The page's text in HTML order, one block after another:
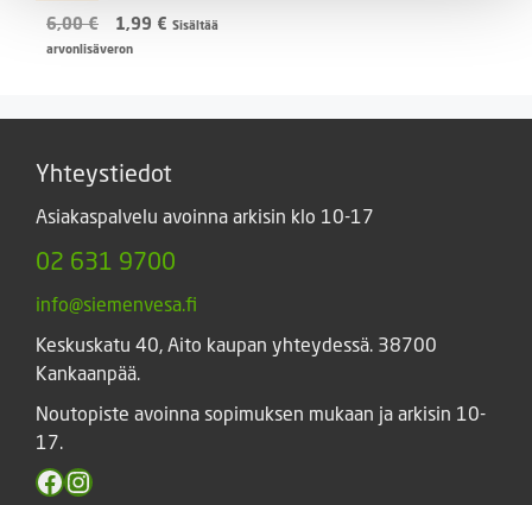
6,00€
Alkuperäinen
hinta
1,99 € Nykyinen
Sisältää
arvonlisäveron
Yhteystiedot
Asiakaspalvelu avoinna arkisin klo 10-17
02 631 9700
info@siemenvesa.fi
Keskuskatu 40, Aito kaupan yhteydessä. 38700
Kankaanpää.
Noutopiste avoinna sopimuksen mukaan ja arkisin 10-
17.
Facebook
Instagram